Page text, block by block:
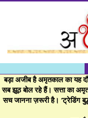
।।
बड़ा अजीब है अमृतकाल का यह
सब झूठ बोल रहे हैं। सत्ता का
सच जानना ज़रूरी है। ‘ट्रेडिंग